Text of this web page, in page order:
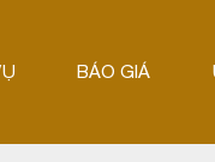
BÁO GIÁ